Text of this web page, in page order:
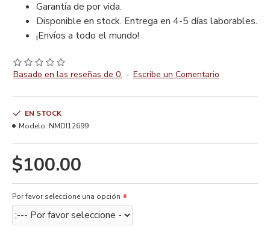
Garantía de por vida.
Disponible en stock. Entrega en 4-5 días laborables.
¡Envíos a todo el mundo!
Basado en las reseñas de 0. - Escribe un Comentario
$100.00
EN STOCK
Modelo: NMDI12699
Por favor seleccione una opción